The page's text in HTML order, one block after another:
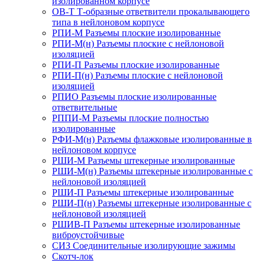
ОВ-Т Т-образные ответвители прокалывающего
типа в нейлоновом корпусе
РПИ-М Разъемы плоские изолированные
РПИ-М(н) Разъемы плоские с нейлоновой
изоляцией
РПИ-П Разъемы плоские изолированные
РПИ-П(н) Разъемы плоские с нейлоновой
изоляцией
РПИО Разъемы плоские изолированные
ответвительные
РППИ-М Разъемы плоские полностью
изолированные
РФИ-М(н) Разъемы флажковые изолированные в
нейлоновом корпусе
РШИ-М Разъемы штекерные изолированные
РШИ-М(н) Разъемы штекерные изолированные с
нейлоновой изоляцией
РШИ-П Разъемы штекерные изолированные
РШИ-П(н) Разъемы штекерные изолированные с
нейлоновой изоляцией
РШИВ-П Разъемы штекерные изолированные
виброустойчивые
СИЗ Соединительные изолирующие зажимы
Скотч-лок